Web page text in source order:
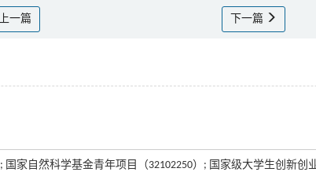
一篇 下一篇
家自然科学基金青年项目（32102250）; 国家级大学生创新创